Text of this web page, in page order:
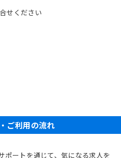
せください
ご利用の流れ
ポートを通じて、気になる求人を